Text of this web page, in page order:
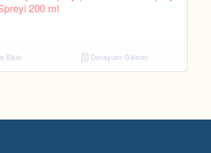
200 ml
Ekle Detayları Göster